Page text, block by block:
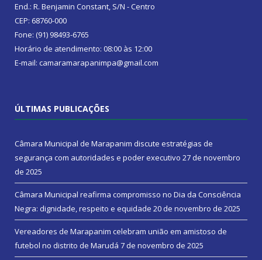
End.: R. Benjamin Constant, S/N - Centro
CEP: 68760-000
Fone: (91) 98493-6765
Horário de atendimento: 08:00 às 12:00
E-mail: camaramarapanimpa@gmail.com
ÚLTIMAS PUBLICAÇÕES
Câmara Municipal de Marapanim discute estratégias de
segurança com autoridades e poder executivo 27 de novembro
de 2025
Câmara Municipal reafirma compromisso no Dia da Consciência
Negra: dignidade, respeito e equidade 20 de novembro de 2025
Vereadores de Marapanim celebram união em amistoso de
futebol no distrito de Marudá 7 de novembro de 2025